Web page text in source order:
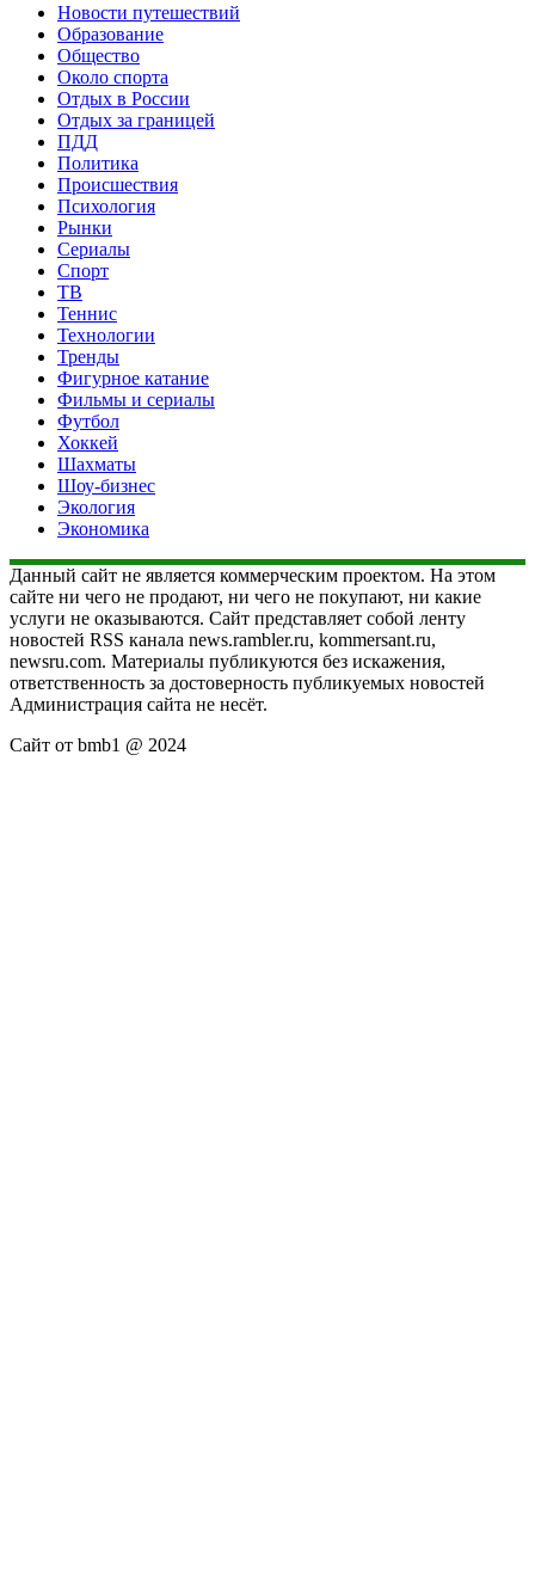
Новости путешествий
Образование
Общество
Около спорта
Отдых в России
Отдых за границей
ПДД
Политика
Происшествия
Психология
Рынки
Сериалы
Спорт
ТВ
Теннис
Технологии
Тренды
Фигурное катание
Фильмы и сериалы
Футбол
Хоккей
Шахматы
Шоу-бизнес
Экология
Экономика
Данный сайт не является коммерческим проектом. На этом
сайте ни чего не продают, ни чего не покупают, ни какие
услуги не оказываются. Сайт представляет собой ленту
новостей RSS канала news.rambler.ru, kommersant.ru,
newsru.com. Материалы публикуются без искажения,
ответственность за достоверность публикуемых новостей
Администрация сайта не несёт.
Сайт от bmb1 @ 2024